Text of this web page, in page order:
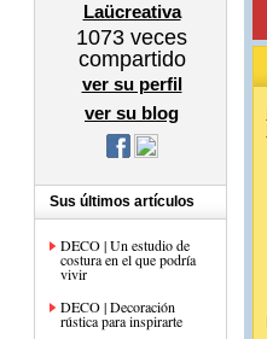
Laücreativa
1073 veces
compartido
ver su perfil
ver su blog
Sus últimos artículos
DECO | Un estudio de
costura en el que podría
vivir
DECO | Decoración
rústica para inspirarte